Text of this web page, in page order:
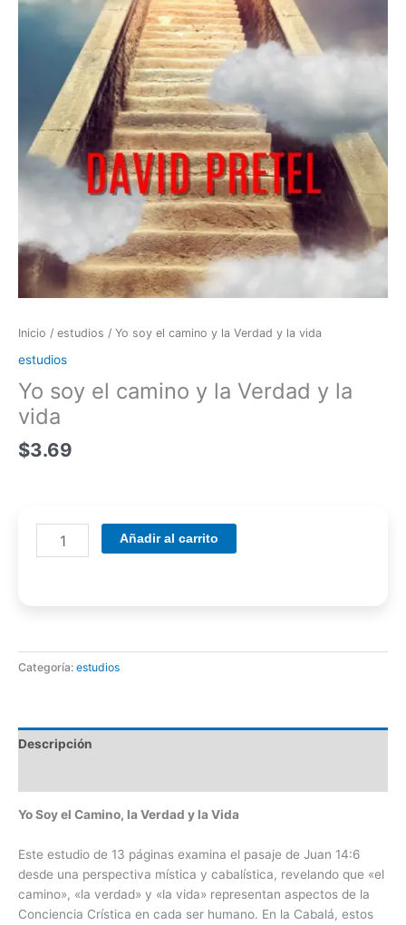
Inicio / estudios / Yo soy el camino y la Verdad y la vida
estudios
Yo soy el camino y la Verdad y la
vida
$3.69
Añadir al carrito
Categoría: estudios
Descripción
Yo Soy el Camino, la Verdad y la Vida
Este estudio de 13 páginas examina el pasaje de Juan 14:6
desde una perspectiva mística y cabalística, revelando que «el
camino», «la verdad» y «la vida» representan aspectos de la
Conciencia Crística en cada ser humano. En la Cabalá, estos